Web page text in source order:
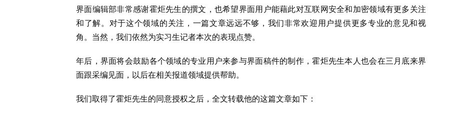
界面编辑部非常感谢霍炬先生的撰文，也希望界面用户能藉此对互联网安全和加密领域有更多关注
和了解。对于这个领域的关注，一篇文章远远不够，我们非常欢迎用户提供更多专业的意见和视
角。当然，我们依然为实习生记者本次的表现点赞。
年后，界面将会鼓励各个领域的专业用户来参与界面稿件的制作，霍炬先生本人也会在三月底来界
面跟采编见面，以后在相关报道领域提供帮助。
我们取得了霍炬先生的同意授权之后，全文转载他的这篇文章如下：